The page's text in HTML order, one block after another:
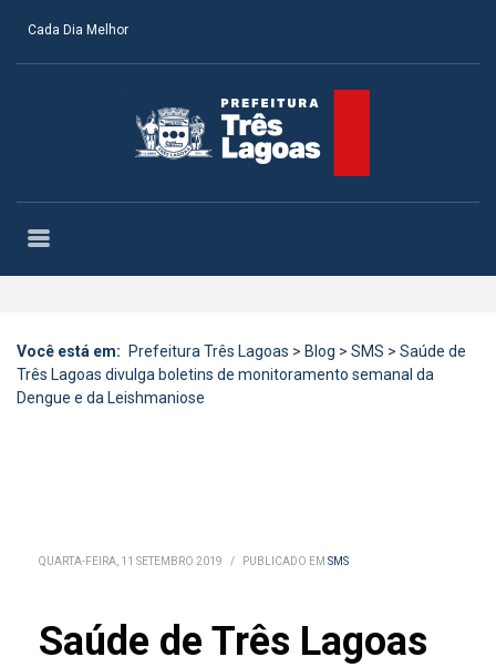
Cada Dia Melhor
Você está em: Prefeitura Três Lagoas > Blog > SMS > Saúde de
Três Lagoas divulga boletins de monitoramento semanal da
Dengue e da Leishmaniose
QUARTA-FEIRA, 11 SETEMBRO 2019 / PUBLICADO EM SMS
Saúde de Três Lagoas